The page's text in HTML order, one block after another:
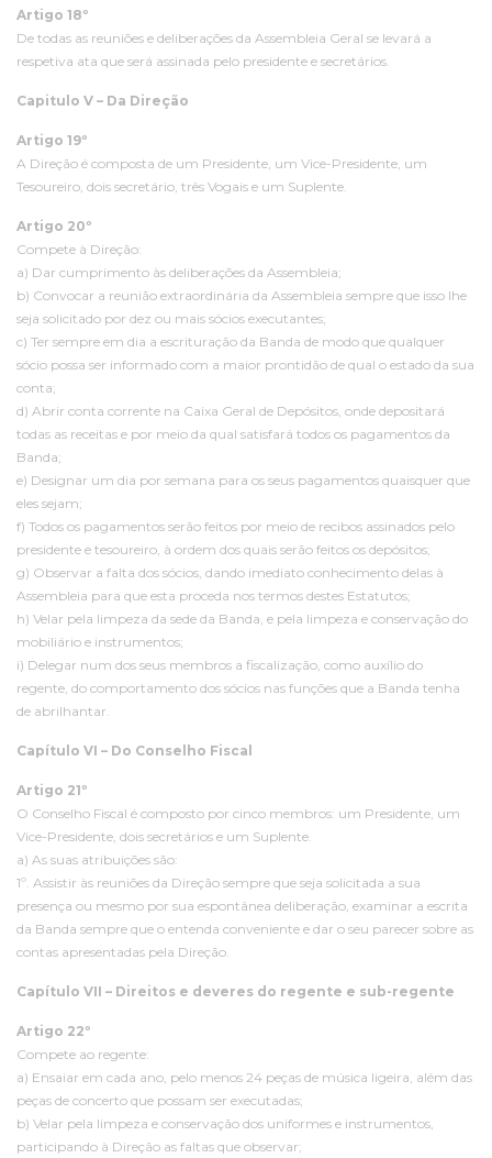
Artigo 18º
De todas as reuniões e deliberações da Assembleia Geral se levará a
respetiva ata que será assinada pelo presidente e secretários.
Capitulo V – Da Direção
Artigo 19º
A Direção é composta de um Presidente, um Vice-Presidente, um
Tesoureiro, dois secretário, três Vogais e um Suplente.
Artigo 20º
Compete à Direção:
a) Dar cumprimento às deliberações da Assembleia;
b) Convocar a reunião extraordinária da Assembleia sempre que isso lhe
seja solicitado por dez ou mais sócios executantes;
c) Ter sempre em dia a escrituração da Banda de modo que qualquer
sócio possa ser informado com a maior prontidão de qual o estado da sua
conta;
d) Abrir conta corrente na Caixa Geral de Depósitos, onde depositará
todas as receitas e por meio da qual satisfará todos os pagamentos da
Banda;
e) Designar um dia por semana para os seus pagamentos quaisquer que
eles sejam;
f) Todos os pagamentos serão feitos por meio de recibos assinados pelo
presidente e tesoureiro, à ordem dos quais serão feitos os depósitos;
g) Observar a falta dos sócios, dando imediato conhecimento delas à
Assembleia para que esta proceda nos termos destes Estatutos;
h) Velar pela limpeza da sede da Banda, e pela limpeza e conservação do
mobiliário e instrumentos;
i) Delegar num dos seus membros a fiscalização, como auxílio do
regente, do comportamento dos sócios nas funções que a Banda tenha
de abrilhantar.
Capítulo VI – Do Conselho Fiscal
Artigo 21º
O Conselho Fiscal é composto por cinco membros: um Presidente, um
Vice-Presidente, dois secretários e um Suplente.
a) As suas atribuições são:
1º. Assistir às reuniões da Direção sempre que seja solicitada a sua
presença ou mesmo por sua espontânea deliberação, examinar a escrita
da Banda sempre que o entenda conveniente e dar o seu parecer sobre as
contas apresentadas pela Direção.
Capítulo VII – Direitos e deveres do regente e sub-regente
Artigo 22º
Compete ao regente:
a) Ensaiar em cada ano, pelo menos 24 peças de música ligeira, além das
peças de concerto que possam ser executadas;
b) Velar pela limpeza e conservação dos uniformes e instrumentos,
participando à Direção as faltas que observar;